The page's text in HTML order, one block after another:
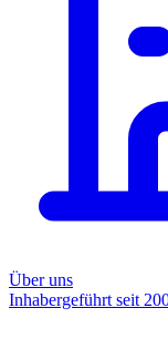
Über uns
Inhabergeführt seit